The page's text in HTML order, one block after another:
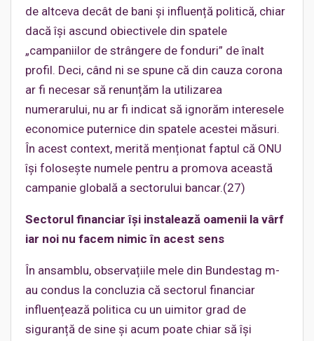
de altceva decât de bani și influență politică, chiar
dacă își ascund obiectivele din spatele
„campaniilor de strângere de fonduri” de înalt
profil. Deci, când ni se spune că din cauza corona
ar fi necesar să renunțăm la utilizarea
numerarului, nu ar fi indicat să ignorăm interesele
economice puternice din spatele acestei măsuri.
În acest context, merită menționat faptul că ONU
își folosește numele pentru a promova această
campanie globală a sectorului bancar.(27)
Sectorul financiar își instalează oamenii la vârf
iar noi nu facem nimic în acest sens
În ansamblu, observațiile mele din Bundestag m-
au condus la concluzia că sectorul financiar
influențează politica cu un uimitor grad de
siguranță de sine și acum poate chiar să își